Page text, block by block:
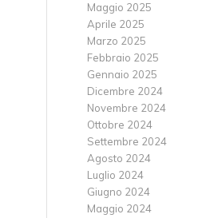
Maggio 2025
Aprile 2025
Marzo 2025
Febbraio 2025
Gennaio 2025
Dicembre 2024
Novembre 2024
Ottobre 2024
Settembre 2024
Agosto 2024
Luglio 2024
Giugno 2024
Maggio 2024